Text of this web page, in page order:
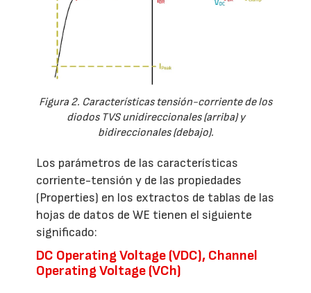
Figura 2. Características tensión-corriente de los
diodos TVS unidireccionales (arriba) y
bidireccionales (debajo).
Los parámetros de las características
corriente-tensión y de las propiedades
(Properties) en los extractos de tablas de las
hojas de datos de WE tienen el siguiente
significado:
DC Operating Voltage (VDC), Channel
Operating Voltage (VCh)